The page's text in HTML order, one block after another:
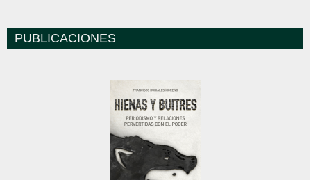
PUBLICACIONES